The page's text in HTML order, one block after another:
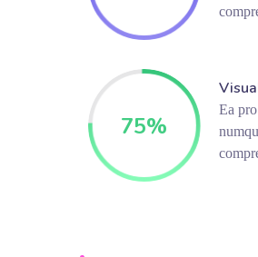
75%
Ea